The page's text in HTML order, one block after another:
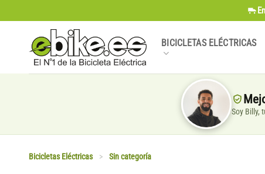
al
contenido
BICICLETAS ELÉCTRICAS
Soy Billy,
Bicicletas Eléctricas > Sin categoría